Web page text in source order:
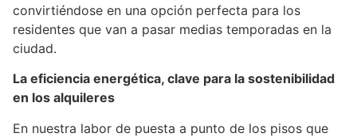
convirtiéndose en una opción perfecta para los
residentes que van a pasar medias temporadas en la
ciudad.
La eficiencia energética, clave para la sostenibilidad
en los alquileres
En nuestra labor de puesta a punto de los pisos que